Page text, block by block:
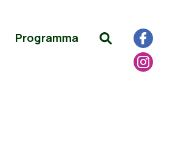
Programma